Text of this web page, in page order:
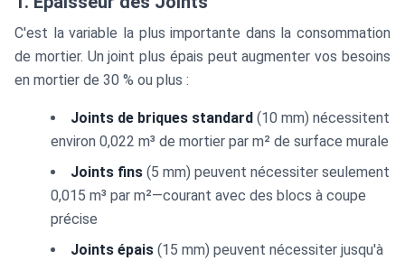
C'est la variable la plus importante dans la consommation
de mortier. Un joint plus épais peut augmenter vos besoins
en mortier de 30 % ou plus :
Joints de briques standard (10 mm) nécessitent
environ 0,022 m³ de mortier par m² de surface murale
Joints fins (5 mm) peuvent nécessiter seulement
0,015 m³ par m²—courant avec des blocs à coupe
précise
Joints épais (15 mm) peuvent nécessiter jusqu'à